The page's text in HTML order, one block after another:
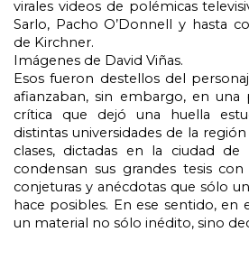
virales videos de polémicas
Sarlo, Pacho O’Donnell y hasta
de Kirchner.
Imágenes de David Viñas.
Esos fueron destellos del
afianzaban, sin embargo, en una
crítica que dejó una huella
distintas universidades de la
clases, dictadas en la ciudad de
condensan sus grandes tesis
conjeturas y anécdotas que sólo
hace posibles. En ese sentido, en
un material no sólo inédito, sino